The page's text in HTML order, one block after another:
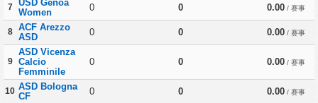
7
USD Genoa
Women
0 0 0.00 / 赛事
8
ACF Arezzo
ASD
0 0 0.00 / 赛事
9
ASD Vicenza
Calcio
Femminile
0 0 0.00 / 赛事
10 ASD Bologna
CF
0 0 0.00 / 赛事